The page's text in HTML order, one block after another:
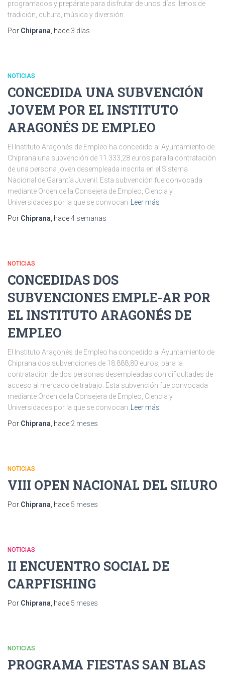
programados y prepárate para disfrutar de unos días llenos de
tradición, cultura, música y diversión.
Por Chiprana , hace 3 días
NOTICIAS
CONCEDIDA UNA SUBVENCIÓN
JOVEM POR EL INSTITUTO
ARAGONÉS DE EMPLEO
El Instituto Aragonés de Empleo ha concedido al Ayuntamiento de
Chiprana una subvención de 11.333,28 euros para la contratación
de una persona joven desempleada inscrita en el Sistema
Nacional de Garantía Juvenil. Esta subvención fue convocada
mediante Orden de la Consejera de Empleo, Ciencia y
Universidades por la que se convocan
Leer más
Por Chiprana , hace4 semanas
NOTICIAS
CONCEDIDAS DOS
SUBVENCIONES EMPLE-AR POR
EL INSTITUTO ARAGONÉS DE
EMPLEO
El Instituto Aragonés de Empleo ha concedido al Ayuntamiento de
Chiprana dos subvenciones de 18.888,80 euros, para la
contratación de dos personas desempleadas con dificultades de
acceso al mercado de trabajo. Esta subvención fue convocada
mediante Orden de la Consejera de Empleo, Ciencia y
Universidades por la que se convocan
Leer más
Por Chiprana , hace 2 meses
NOTICIAS
VIII OPEN NACIONAL DEL SILURO
Por Chiprana , hace 5 meses
NOTICIAS
II ENCUENTRO SOCIAL DE
CARPFISHING
Por Chiprana , hace 5 meses
NOTICIAS
PROGRAMA FIESTAS SAN BLAS